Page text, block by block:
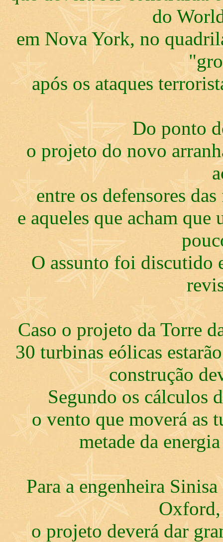
do
em Nova York, no
após os ataques
Do ponto
o projeto do novo
entre os defensores
e aqueles que acham que
O assunto foi discutido
Caso o projeto da Torre
30 turbinas eólicas
construção
Segundo os cálculos
o vento que moverá as
metade da
Para a engenheira
o projeto deverá dar